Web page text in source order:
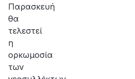
Παρασκευή
θα
τελεστεί
η
ορκωμοσία
των